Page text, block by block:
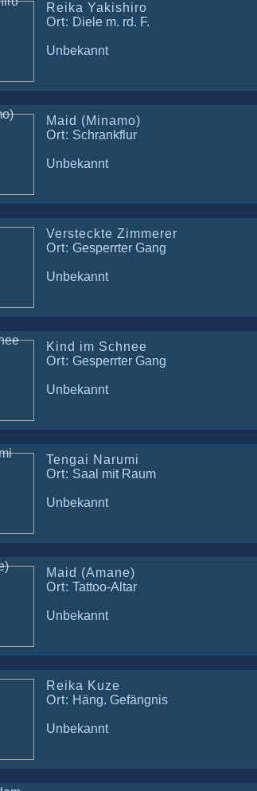
Reika Yakishiro
Ort: Diele m. rd. F.
Unbekannt
Maid (Minamo)
Ort: Schrankflur
Unbekannt
Versteckte Zimmerer
Ort: Gesperrter Gang
Unbekannt
Kind im Schnee
Ort: Gesperrter Gang
Unbekannt
Tengai Narumi
Ort: Saal mit Raum
Unbekannt
Maid (Amane)
Ort: Tattoo-Altar
Unbekannt
Reika Kuze
Ort: Häng. Gefängnis
Unbekannt